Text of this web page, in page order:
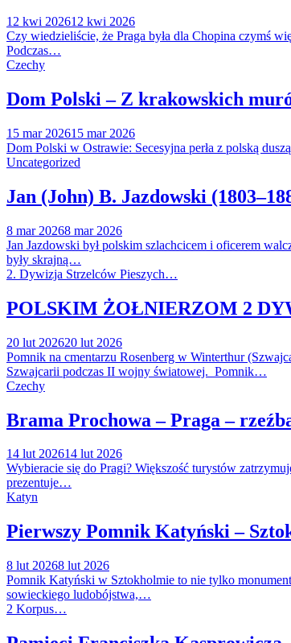
12 kwi 202612 kwi 2026
Czy wiedzieliście, że Praga była dla Chopina czymś
Podczas…
Czechy
Dom Polski – Z krakowskich
15 mar 202615 mar 2026
Dom Polski w Ostrawie: Secesyjna perła z polską
Uncategorized
Jan (John) B. Jazdowski
8 mar 20268 mar 2026
Jan Jazdowski był polskim szlachcicem i oficerem
były skrajną…
2. Dywizja Strzelców Pieszych…
POLSKIM ŻOŁNIERZOM 2
20 lut 202620 lut 2026
Pomnik na cmentarzu Rosenberg w Winterthur
Szwajcarii podczas II wojny światowej. Pomnik…
Czechy
Brama Prochowa – Praga –
14 lut 202614 lut 2026
Wybieracie się do Pragi? Większość turystów
prezentuje…
Katyn
Pierwszy Pomnik Katyński –
8 lut 20268 lut 2026
Pomnik Katyński w Sztokholmie to nie tylko
sowieckiego ludobójstwa,…
2 Korpus…